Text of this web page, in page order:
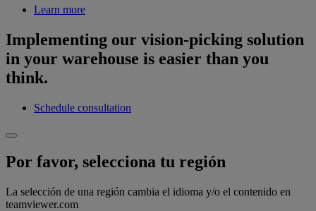
Learn more
Implementing our vision-picking solution
in your warehouse is easier than you
think.
Schedule consultation
Por favor, selecciona tu región
La selección de una región cambia el idioma y/o el contenido en
teamviewer.com